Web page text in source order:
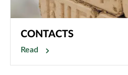
CONTACTS
Read